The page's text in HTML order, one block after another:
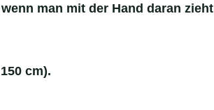
man mit der Hand daran zieht
cm).